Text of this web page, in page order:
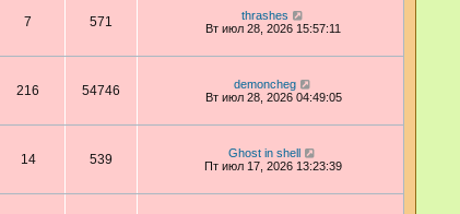
7 571
thrashes
Вт июл 28, 2026 15:57:11
216 54746
demoncheg
Вт июл 28, 2026 04:49:05
14 539
Ghost in shell
Пт июл 17, 2026 13:23:39